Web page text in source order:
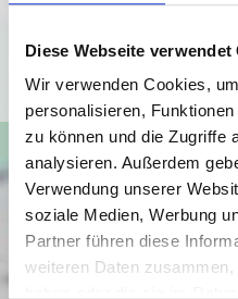
Diese Webseite verwendet
Wir verwenden Cookies,
personalisieren,
zu können und die Zugriffe
analysieren. Außerdem
Verwendung unserer
soziale Medien, Werbung
Partner führen diese
weiteren Daten
(https://